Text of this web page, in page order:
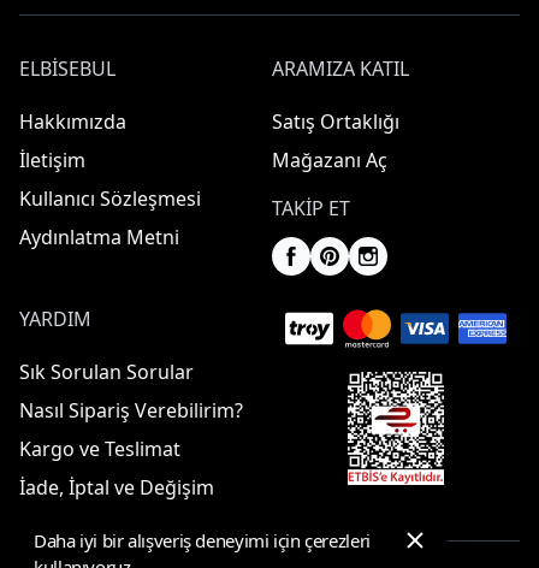
ELBISEBUL
Hakkımızda
İletişim
Kullanıcı Sözleşmesi
Aydınlatma Metni
ARAMIZA KATIL
Satış Ortaklığı
Mağazanı Aç
TAKIP ET
YARDIM
Sık Sorulan Sorular
Nasıl Sipariş Verebilirim?
Kargo ve Teslimat
İade, İptal ve Değişim
Daha iyi bir alışveriş deneyimi için çerezleri